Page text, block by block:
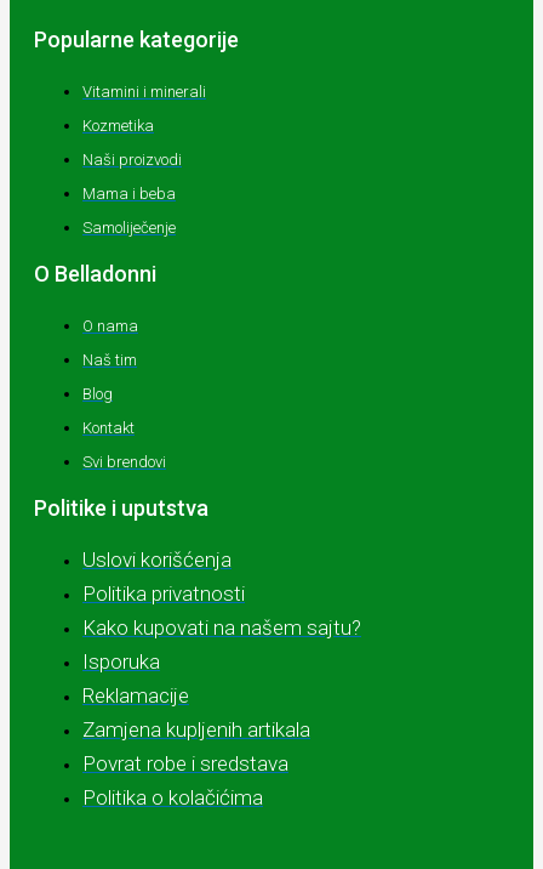
Popularne kategorije
Vitamini i minerali
Kozmetika
Naši proizvodi
Mama i beba
Samoliječenje
O Belladonni
O nama
Naš tim
Blog
Kontakt
Svi brendovi
Politike i uputstva
Uslovi korišćenja
Politika privatnosti
Kako kupovati na našem sajtu?
Isporuka
Reklamacije
Zamjena kupljenih artikala
Povrat robe i sredstava
Politika o kolačićima